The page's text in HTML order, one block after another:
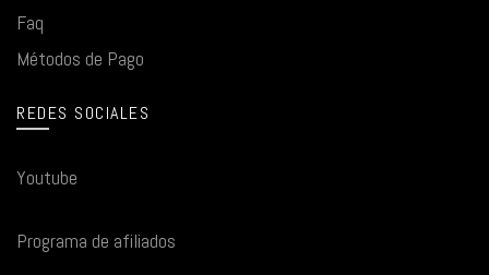
Faq
Métodos de Pago
REDES SOCIALES
Youtube
Programa de afiliados